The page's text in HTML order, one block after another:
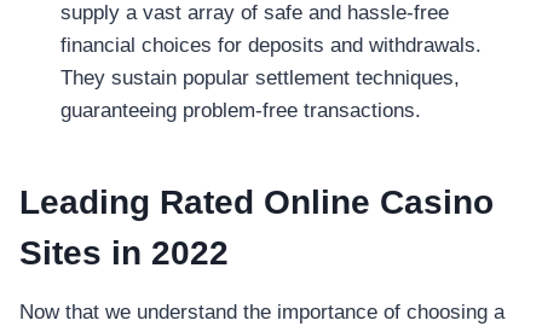
supply a vast array of safe and hassle-free
financial choices for deposits and withdrawals.
They sustain popular settlement techniques,
guaranteeing problem-free transactions.
Leading Rated Online Casino
Sites in 2022
Now that we understand the importance of choosing a